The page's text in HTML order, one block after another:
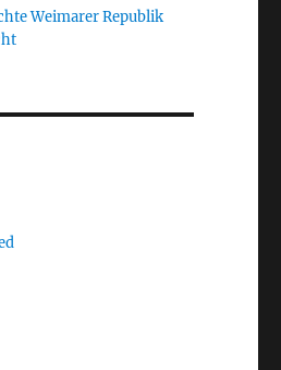
Weimarer Republik